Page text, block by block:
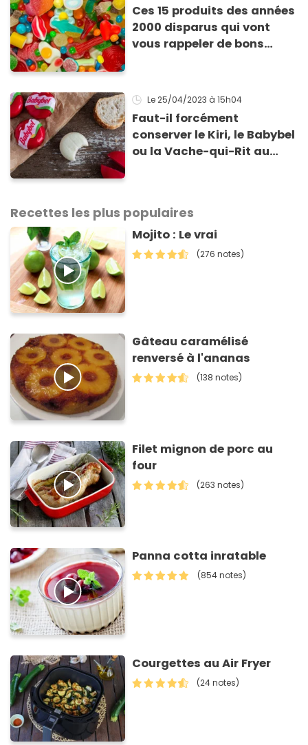
Ces 15 produits des années
2000 disparus qui vont
vous rappeler de bons
Le 25/04/2023 à 15h04
Faut-il forcément
conserver le Kiri, le Babybel
ou la Vache-qui-Rit au
Recettes les plus populaires
Mojito : Le vrai
(276 notes)
Gâteau caramélisé
renversé à l'ananas
(138 notes)
Filet mignon de porc au
four
(263 notes)
Panna cotta inratable
(854 notes)
Courgettes au Air Fryer
(24 notes)